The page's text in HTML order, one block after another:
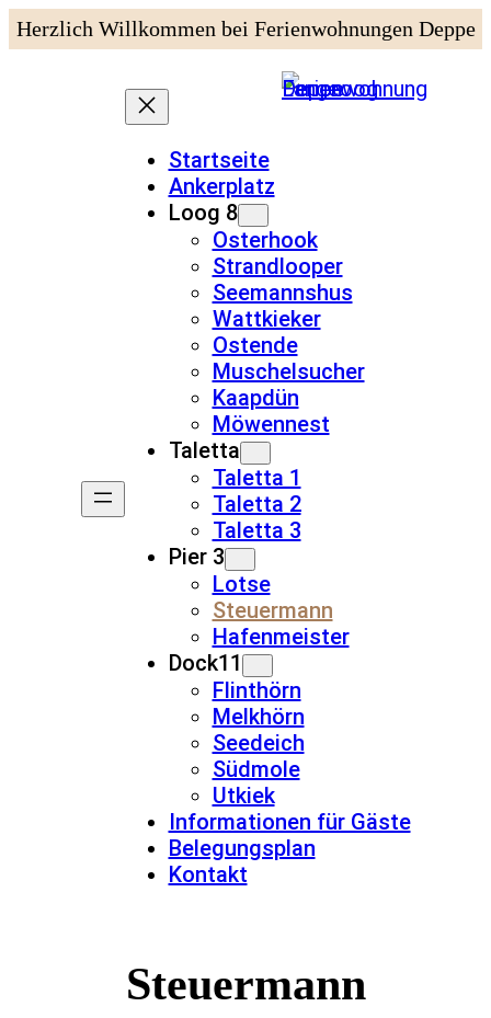
Herzlich Willkommen bei Ferienwohnungen Deppe
Startseite
Ankerplatz
Loog 8
Osterhook
Strandlooper
Seemannshus
Wattkieker
Ostende
Muschelsucher
Kaapdün
Möwennest
Taletta
Taletta 1
Taletta 2
Taletta 3
Pier 3
Lotse
Steuermann
Hafenmeister
Dock11
Flinthörn
Melkhörn
Seedeich
Südmole
Utkiek
Informationen für Gäste
Belegungsplan
Kontakt
Steuermann